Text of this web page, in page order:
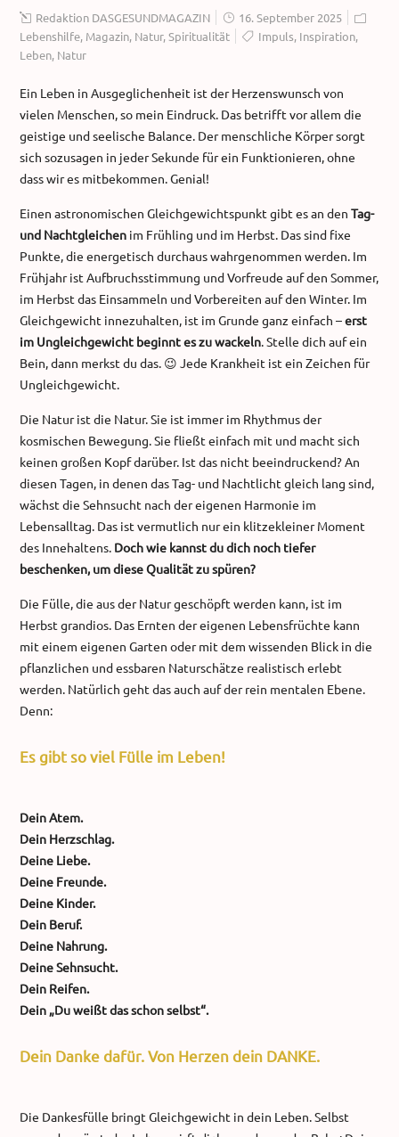
Redaktion DASGESUNDMAGAZIN
16. September 2025
Lebenshilfe, Magazin, Natur,Spiritualität Impuls, Inspiration,
Leben, Natur
Ein Leben in Ausgeglichenheit ist der Herzenswunsch von
vielen Menschen, so mein Eindruck. Das betrifft vor allem die
geistige und seelische Balance. Der menschliche Körper sorgt
sich sozusagen in jeder Sekunde für ein Funktionieren, ohne
dass wir es mitbekommen. Genial!
Einen astronomischen Gleichgewichtspunkt gibt es an denTag-
und Nachtgleichen im Frühling und im Herbst. Das sind fixe
Punkte, die energetisch durchaus wahrgenommen werden. Im
Frühjahr ist Aufbruchsstimmung und Vorfreude auf den Sommer,
im Herbst das Einsammeln und Vorbereiten auf den Winter. Im
Gleichgewicht innezuhalten, ist im Grunde ganz einfach –erst
im Ungleichgewicht beginnt es zu wackeln. Stelle dich auf ein
Bein, dann merkst du das. 😉 Jede Krankheit ist ein Zeichen für
Ungleichgewicht.
Die Natur ist die Natur. Sie ist immer im Rhythmus der
kosmischen Bewegung. Sie fließt einfach mit und macht sich
keinen großen Kopf darüber. Ist das nicht beeindruckend? An
diesen Tagen, in denen das Tag- und Nachtlicht gleich lang sind,
wächst die Sehnsucht nach der eigenen Harmonie im
Lebensalltag. Das ist vermutlich nur ein klitzekleiner Moment
des Innehaltens. Doch wie kannst du dich noch tiefer
beschenken, um diese Qualität zu spüren?
Die Fülle, die aus der Natur geschöpft werden kann, ist im
Herbst grandios. Das Ernten der eigenen Lebensfrüchte kann
mit einem eigenen Garten oder mit dem wissenden Blick in die
pflanzlichen und essbaren Naturschätze realistisch erlebt
werden. Natürlich geht das auch auf der rein mentalen Ebene.
Denn:
Es gibt so viel Fülle im Leben!
Dein Atem.
Dein Herzschlag.
Deine Liebe.
Deine Freunde.
Deine Kinder.
Dein Beruf.
Deine Nahrung.
Deine Sehnsucht.
Dein Reifen.
Dein „Du weißt das schon selbst“.
Dein Danke dafür. Von Herzen dein DANKE.
Die Dankesfülle bringt Gleichgewicht in dein Leben. Selbst